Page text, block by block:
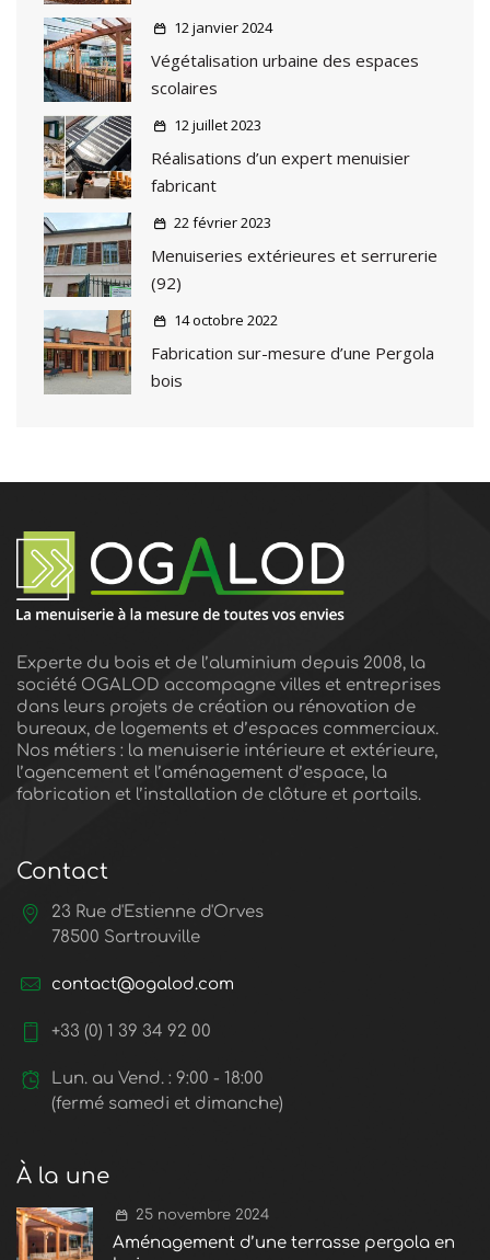
12 janvier 2024
Végétalisation urbaine des espaces
scolaires
12 juillet 2023
Réalisations d’un expert menuisier
fabricant
22 février 2023
Menuiseries extérieures et serrurerie
(92)
14 octobre 2022
Fabrication sur-mesure d’une Pergola
bois
Experte du bois et de l’aluminium depuis 2008, la
société OGALOD accompagne villes et entreprises
dans leurs projets de création ou rénovation de
bureaux, de logements et d’espaces commerciaux.
Nos métiers : la menuiserie intérieure et extérieure,
l’agencement et l’aménagement d’espace, la
fabrication et l’installation de clôture et portails.
Contact
23 Rue d'Estienne d'Orves
78500 Sartrouville
contact@ogalod.com
+33 (0) 1 39 34 92 00
Lun. au Vend. : 9:00 - 18:00
(fermé samedi et dimanche)
À la une
25 novembre 2024
Aménagement d’une terrasse pergola en